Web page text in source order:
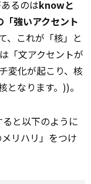
るのはknowと
「強いアクセント
、これが「核」と
「文アクセントが
変化が起こり、核
なります。))。
と以下のように
リハリ」をつけ